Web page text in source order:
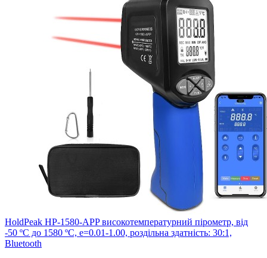
HoldPeak HP-1580-APP високотемпературний пірометр, від
-50 ºC до 1580 ºC, е=0.01-1.00, роздільна здатність: 30:1,
Bluetooth